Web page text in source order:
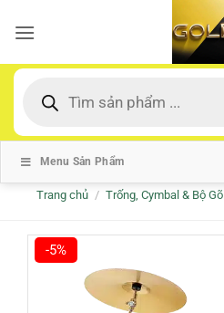
qua
dung
kiếm
Menu Sản Phẩm
Trang chủ / Trống, Cymbal & Bộ Gõ
-5%